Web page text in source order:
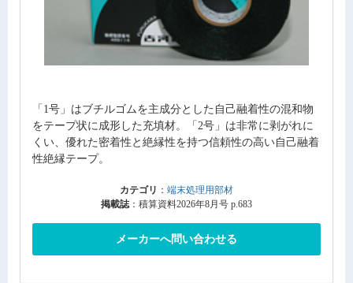
「1号」はブチルゴムを主成分とした自己融着性の混和物
をテープ状に成形した充填材。「2号」は非常に剥がれに
くい、優れた密着性と絶縁性を持つ信頼性の高い自己融着
性絶縁テープ。
カテゴリ ： 端末処理用部材
掲載誌：積算資料2026年8月号 p.683
メーカーへ問い合わせる